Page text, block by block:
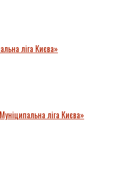
ліга Києва»
ліга Києва»